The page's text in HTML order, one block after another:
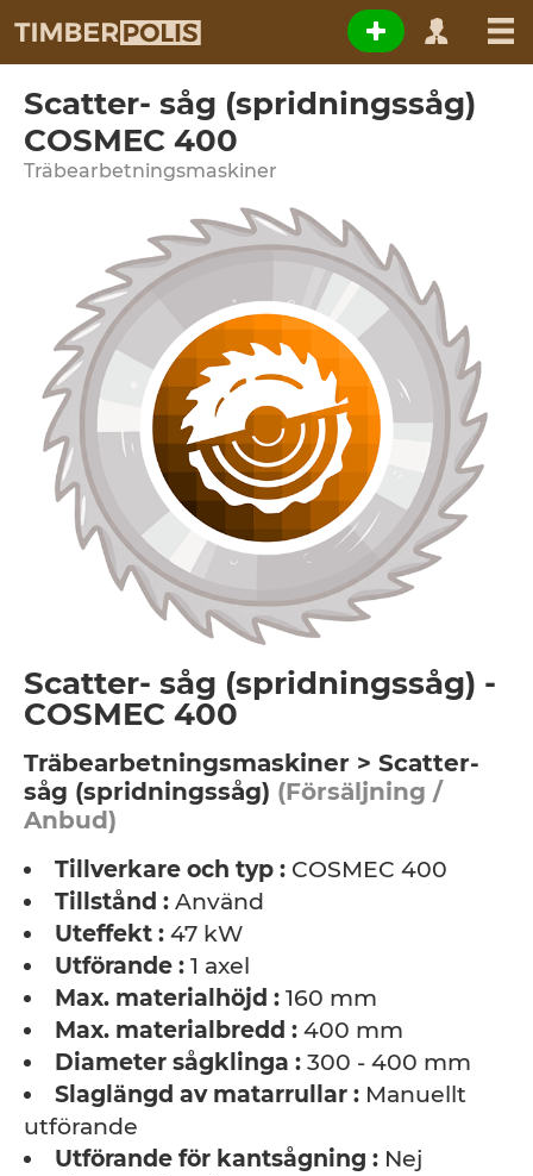
Scatter- såg (spridningssåg)
COSMEC 400
Träbearbetningsmaskiner
Scatter- såg (spridningssåg) -
COSMEC 400
Träbearbetningsmaskiner > Scatter-
såg (spridningssåg) (Försäljning /
Anbud)
Tillverkare och typ : COSMEC 400
Tillstånd : Använd
Uteffekt : 47 kW
Utförande : 1 axel
Max. materialhöjd : 160 mm
Max. materialbredd : 400 mm
Diameter sågklinga : 300 - 400 mm
Slaglängd av matarrullar : Manuellt
utförande
Utförande för kantsågning : Nej